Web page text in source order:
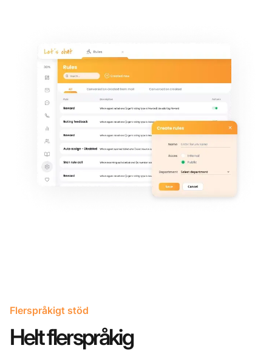
Flerspråkigt stöd
Helt flerspråkig